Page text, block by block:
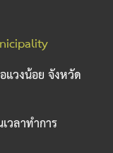
แวงน้อย จังหวัด
วลาทำการ